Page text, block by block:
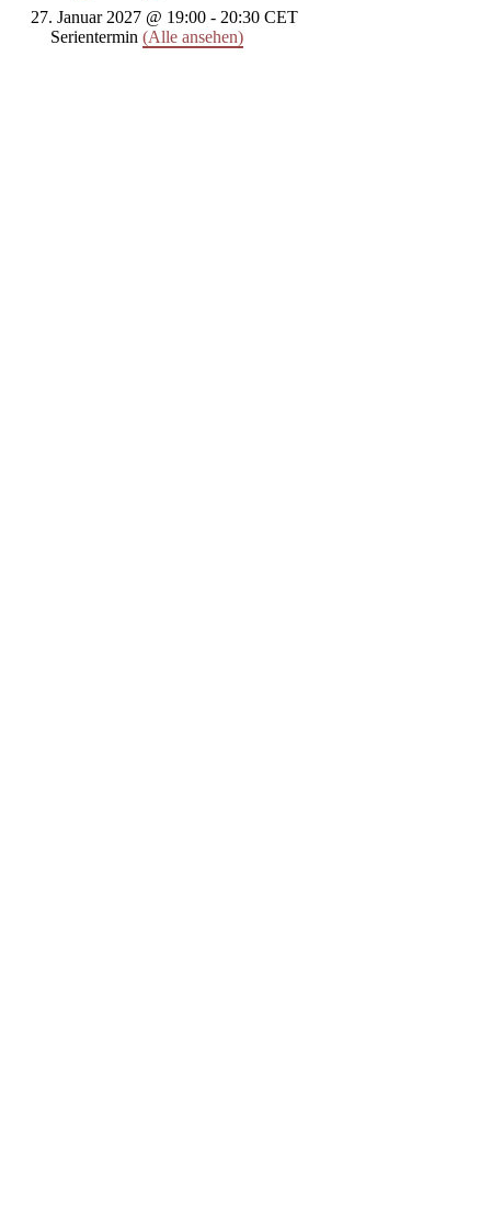
27. Januar 2027 @ 19:00 - 20:30 CET
Serientermin (Alle ansehen)